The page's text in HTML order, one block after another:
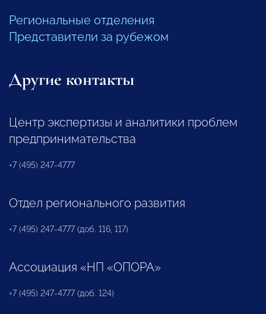
Региональные отделения
Представители за рубежом
Другие контакты
Центр экспертизы и аналитики проблем
предпринимательства
+7 (495) 247-4777
Отдел регионального развития
+7 (495) 247-4777 (доб. 116, 117)
Ассоциация «НП «ОПОРА»
+7 (495) 247-4777 (доб. 124)